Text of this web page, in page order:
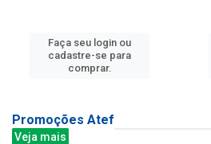
Faça seu login ou
cadastre-se para
comprar.
Promoções Atef
Veja mais